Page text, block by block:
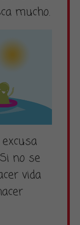
mucho.
no se
vida